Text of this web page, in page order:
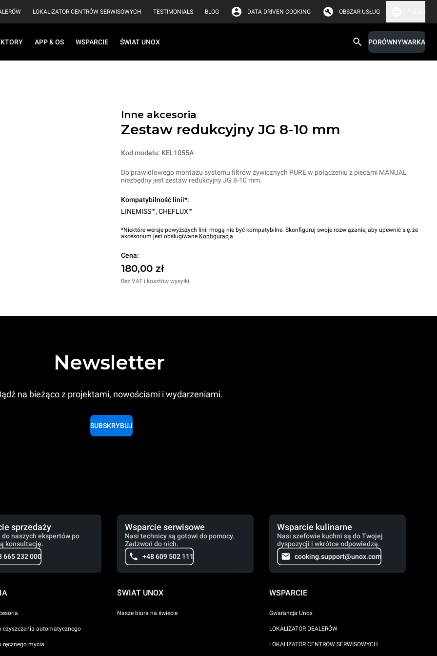
LOKALIZATOR CENTRÓW SERWISOWYCH TESTIMONIALS BLOG DATA DRIVEN COOKING OBSZAR USŁUG
APP & OS WSPARCIE ŚWIAT UNOX PORÓWNYWARKA
Inne akcesoria
Zestaw redukcyjny JG 8-10 mm
Kod modelu: KEL1055A
Do prawidłowego montażu systemu filtrów żywicznych PURE w połączeniu z piecami MANUAL
niezbędny jest zestaw redukcyjny JG 8-10 mm.
Kompatybilność linii*:
LINEMISS™, CHEFLUX™
*Niektóre wersje powyższych linii mogą nie być kompatybilne. Skonfiguruj swoje rozwiązanie, aby upewnić się, że
akcesorium jest obsługiwane.Konfiguracja
Cena:
180,00 zł
Bez VAT i kosztów wysyłki
Newsletter
na bieżąco z projektami, nowościami i wydarzeniami.
SUBSKRYBUJ
sprzedaży
do naszych ekspertów po
konsultację.
665 232 000
Wsparcie serwisowe
Nasi technicy są gotowi do pomocy.
Zadzwoń do nich.
+48 609 502 111
Wsparcie kulinarne
Nasi szefowie kuchni są do Twojej
dyspozycji i wkrótce odpowiedzą.
cooking.support@unox.com
czyszczenia automatycznego
ręcznego mycia
ŚWIAT UNOX
Nasze biura na świecie
WSPARCIE
Gwarancja Unox
LOKALIZATOR DEALERÓW
LOKALIZATOR CENTRÓW SERWISOWYCH